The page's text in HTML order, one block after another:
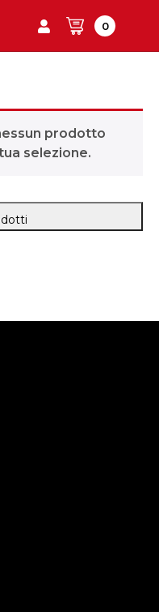
0
prodotto
selezione.